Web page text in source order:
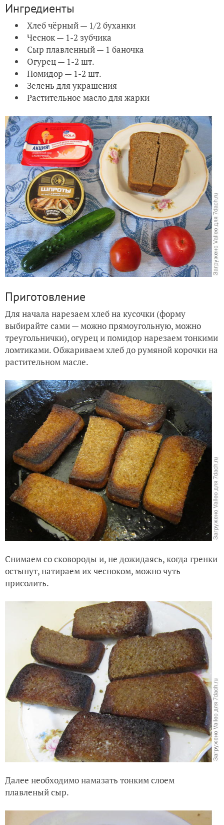
Ингредиенты
Хлеб чёрный — 1/2 буханки
Чеснок — 1-2 зубчика
Сыр плавленный — 1 баночка
Огурец — 1-2 шт.
Помидор — 1-2 шт.
Зелень для украшения
Растительное масло для жарки
Приготовление
Для начала нарезаем хлеб на кусочки (форму
выбирайте сами — можно прямоугольную, можно
треугольнички), огурец и помидор нарезаем тонкими
ломтиками. Обжариваем хлеб до румяной корочки на
растительном масле.
Снимаем со сковороды и, не дожидаясь, когда гренки
остынут, натираем их чесноком, можно чуть
присолить.
Далее необходимо намазать тонким слоем
плавленый сыр.